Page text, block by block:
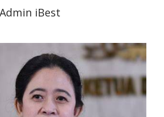
Admin iBest